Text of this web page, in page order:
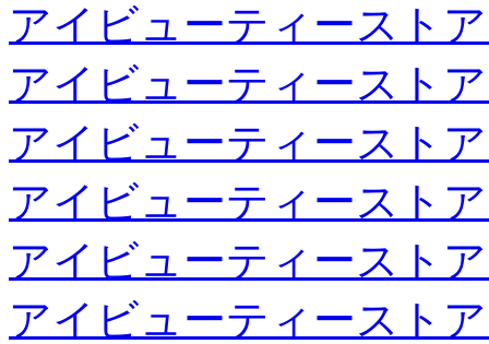
アイビューティースト
アイビューティースト
アイビューティースト
アイビューティースト
アイビューティースト
アイビューティースト